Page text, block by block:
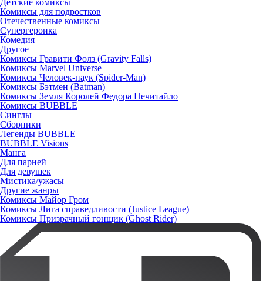
Комиксы для подростков
Отечественные комиксы
Супергероика
Комедия
Другое
Комиксы Гравити Фолз (Gravity Falls)
Комиксы Marvel Universe
Комиксы Человек-паук (Spider-Man)
Комиксы Бэтмен (Batman)
Комиксы Земля Королей Федора Нечитайло
Комиксы BUBBLE
Синглы
Сборники
Легенды BUBBLE
BUBBLE Visions
Манга
Для парней
Для девушек
Мистика/ужасы
Другие жанры
Комиксы Майор Гром
Комиксы Лига справедливости (Justice League)
Комиксы Призрачный гонщик (Ghost Rider)